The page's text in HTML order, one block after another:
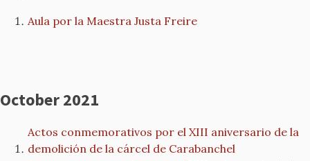
Aula por la Maestra Justa Freire
October 2021
Actos conmemorativos por el XIII aniversario de la
demolición de la cárcel de Carabanchel